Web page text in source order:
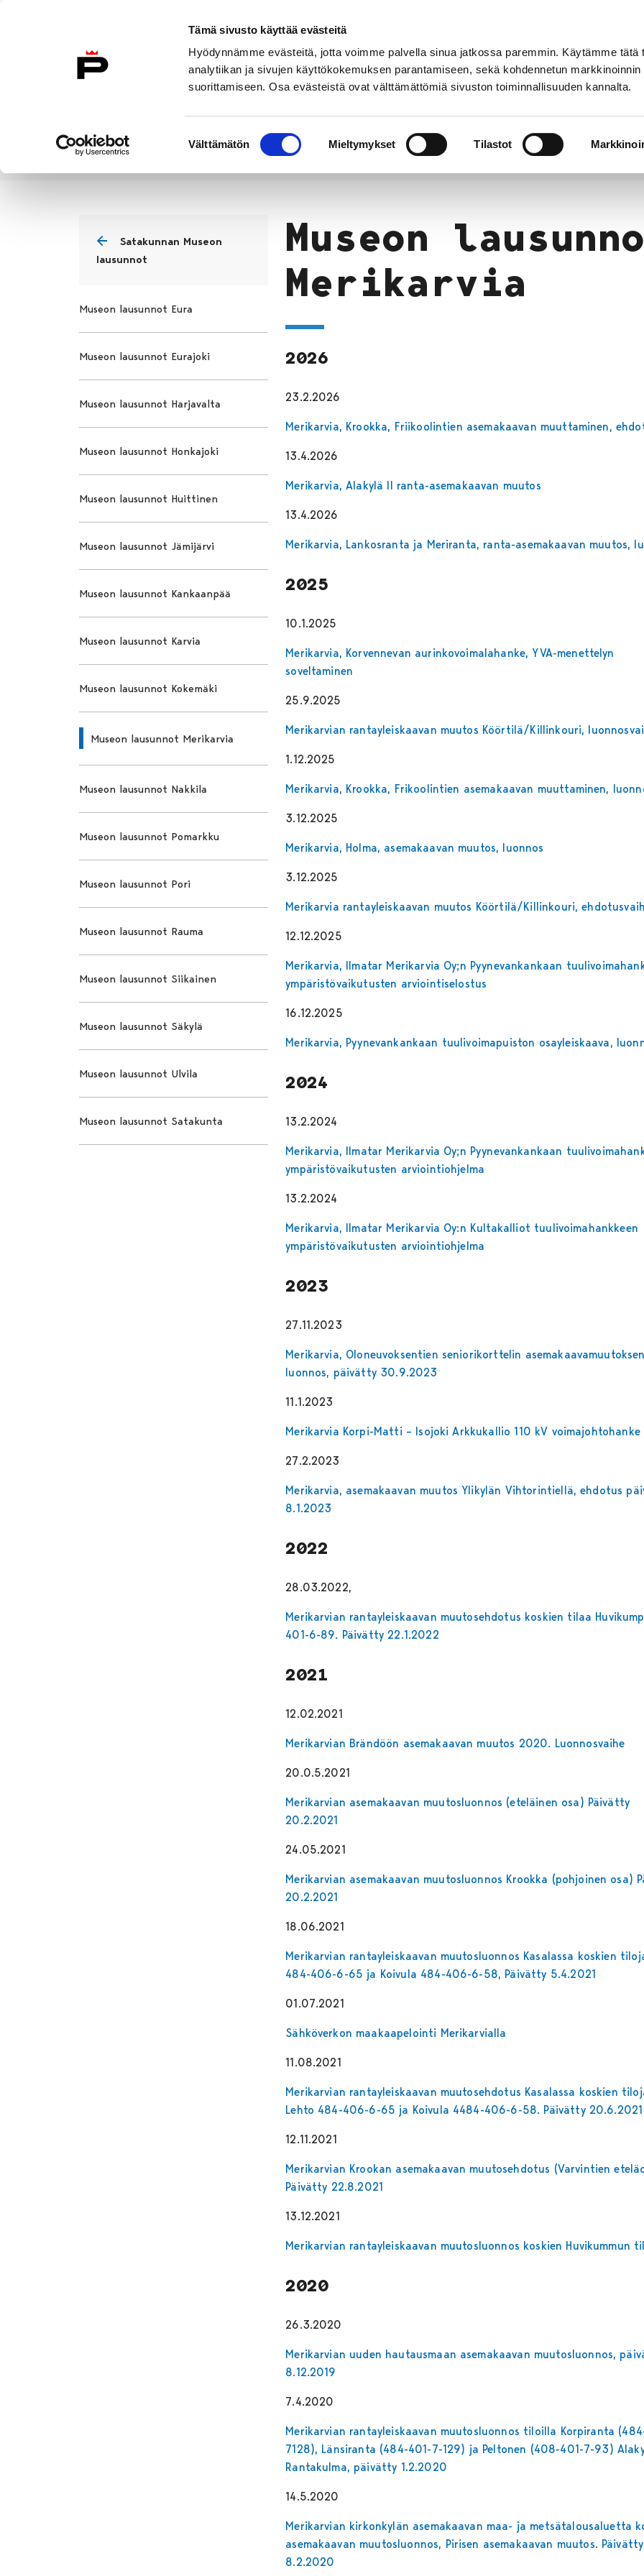
Tämä sivusto käyttää evästeitä
Hyödynnämme evästeitä, jotta voimme palvella sinua jatkossa paremmin. Käytämme tätä
analytiikan ja sivujen käyttökokemuksen parantamiseen, sekä kohdennetun markkinoinnin
suorittamiseen. Osa evästeistä ovat välttämättömiä sivuston toiminnallisuuden kannalta.
valinta
Välttämätön Mieltymykset Tilastot
Etusivulle
Etusivu
Satakunnan Museon
lausunnot
Museon lausunnot Eura
Museon lausunnot Eurajoki
Museon lausunnot Harjavalta
Museon lausunnot Honkajoki
Museon lausunnot Huittinen
Museon lausunnot Jämijärvi
Museon lausunnot Kankaanpää
Museon lausunnot Karvia
Museon lausunnot Kokemäki
Museon lausunnot Merikarvia
Museon lausunnot Nakkila
Museon lausunnot Pomarkku
Museon lausunnot Pori
Museon lausunnot Rauma
Museon lausunnot Siikainen
Museon lausunnot Säkylä
Museon lausunnot Ulvila
Museon lausunnot Satakunta
Museon
Merikarvia
2026
23.2.2026
Merikarvia, Krookka, Friikoolintien asemakaavan muuttaminen,
13.4.2026
Merikarvia, Alakylä II ranta-asemakaavan muutos
13.4.2026
Merikarvia, Lankosranta ja Meriranta, ranta-asemakaavan muutos,
2025
10.1.2025
Merikarvia, Korvennevan aurinkovoimalahanke, YVA-menettelyn
soveltaminen
25.9.2025
Merikarvian rantayleiskaavan muutos Köörtilä/Killinkouri,
1.12.2025
Merikarvia, Krookka, Frikoolintien asemakaavan muuttaminen,
3.12.2025
Merikarvia, Holma, asemakaavan muutos, luonnos
3.12.2025
Merikarvia rantayleiskaavan muutos Köörtilä/Killinkouri,
12.12.2025
Merikarvia, Ilmatar Merikarvia Oy;n Pyynevankankaan
ympäristövaikutusten arviointiselostus
16.12.2025
Merikarvia, Pyynevankankaan tuulivoimapuiston osayleiskaava,
2024
13.2.2024
Merikarvia, Ilmatar Merikarvia Oy;n Pyynevankankaan
ympäristövaikutusten arviointiohjelma
13.2.2024
Merikarvia, Ilmatar Merikarvia Oy:n Kultakalliot tuulivoimahankkeen
ympäristövaikutusten arviointiohjelma
2023
27.11.2023
Merikarvia, Oloneuvoksentien seniorikorttelin asemakaavamuutoksen
luonnos, päivätty 30.9.2023
11.1.2023
Merikarvia Korpi-Matti – Isojoki Arkkukallio 110 kV voimajohtohanke
27.2.2023
Merikarvia, asemakaavan muutos Ylikylän Vihtorintiellä, ehdotus
8.1.2023
2022
28.03.2022,
Merikarvian rantayleiskaavan muutosehdotus koskien tilaa
401-6-89. Päivätty 22.1.2022
2021
12.02.2021
Merikarvian Brändöön asemakaavan muutos 2020. Luonnosvaihe
20.0.5.2021
Merikarvian asemakaavan muutosluonnos (eteläinen osa) Päivätty
20.2.2021
24.05.2021
Merikarvian asemakaavan muutosluonnos Krookka (pohjoinen osa)
20.2.2021
18.06.2021
Merikarvian rantayleiskaavan muutosluonnos Kasalassa koskien
484-406-6-65 ja Koivula 484-406-6-58, Päivätty 5.4.2021
01.07.2021
Sähköverkon maakaapelointi Merikarvialla
11.08.2021
Merikarvian rantayleiskaavan muutosehdotus Kasalassa koskien
Lehto 484-406-6-65 ja Koivula 4484-406-6-58. Päivätty 20.6.2021
12.11.2021
Merikarvian Krookan asemakaavan muutosehdotus (Varvintien
Päivätty 22.8.2021
13.12.2021
Merikarvian rantayleiskaavan muutosluonnos koskien Huvikummun
2020
26.3.2020
Merikarvian uuden hautausmaan asemakaavan muutosluonnos,
8.12.2019
7.4.2020
Merikarvian rantayleiskaavan muutosluonnos tiloilla Korpiranta
7128), Länsiranta (484-401-7-129) ja Peltonen (408-401-7-93)
Rantakulma, päivätty 1.2.2020
14.5.2020
Merikarvian kirkonkylän asemakaavan maa- ja metsätalousaluetta
asemakaavan muutosluonnos, Pirisen asemakaavan muutos. Päivätty
8.2.2020